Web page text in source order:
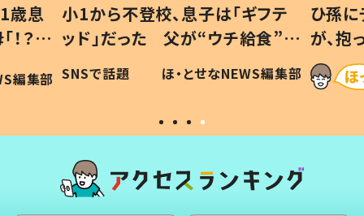
歳息
？」
編集部
小1から不登校、息子は「ギフテ
ッド」だった 父が“ウチ給食”を
作り続ける理由とは #令和の親
#令和の子
SNSで話題 ほ・とせなNEWS編集部
ひ孫
が、
「涙が
い」